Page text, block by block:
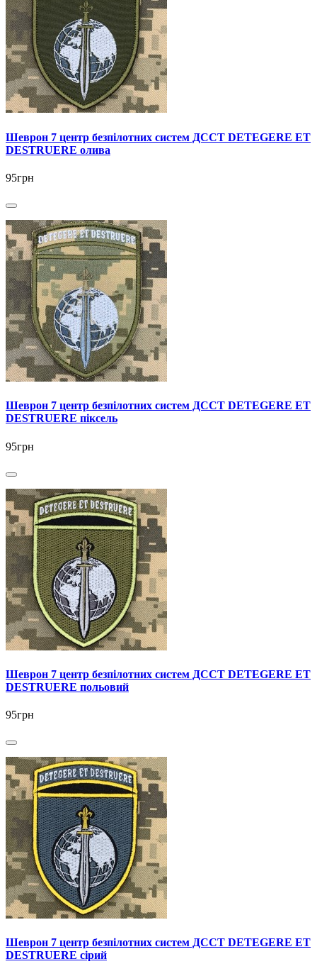
Шеврон 7 центр безпілотних систем ДССТ DETEGERE ET
DESTRUERE олива
95грн
Шеврон 7 центр безпілотних систем ДССТ DETEGERE ET
DESTRUERE піксель
95грн
Шеврон 7 центр безпілотних систем ДССТ DETEGERE ET
DESTRUERE польовий
95грн
Шеврон 7 центр безпілотних систем ДССТ DETEGERE ET
DESTRUERE сірий